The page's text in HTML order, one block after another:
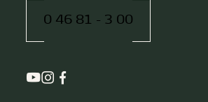
0 46 81 - 3 00